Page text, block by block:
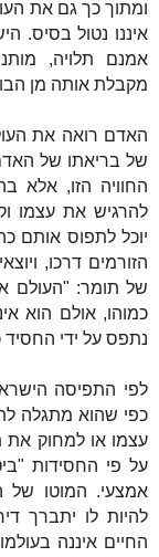
ומתוך כך גם את
איננו נטול בסיס.
אמנם תלויה,
מקבלת אותה מן
האדם רואה את
של בריאתו של
החוויה הזו,
להרגיש את עצמו
יוכל לתפוס אותם
הזורמים דרכו,
של תומר: "העולם
כמוהו, אולם הוא
נתפס על ידי
לפי התפיסה
כפי שהוא מתגלה
עצמו או למחוק את
על פי החסידות
אמצעי. המוטו של
להיות לו יתברך
החיים איננה